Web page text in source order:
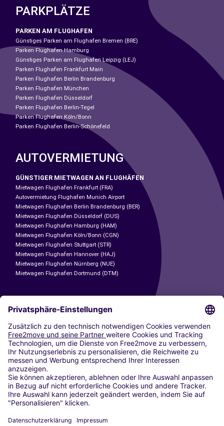
PARKPLÄTZE
PARKEN AM FLUGHAFEN
Günstiges Parken am Flughafen Bremen (BRE)
Parken Flughafen Hamburg
Günstiges Parken am Flughafen Leipzig (LEJ)
Parken Flughafen Frankfurt Main
Parken Flughafen Berlin Brandenburg
Parken Flughafen München
Parken Flughafen Düsseldorf
Parken Flughafen Berlin-Tegel
Parken Flughafen Köln/Bonn
Parken Flughafen Berlin-Schönefeld
AUTOVERMIETUNG
GÜNSTIGER MIETWAGEN AN FLUGHÄFEN
Mietwagen Flughafen Frankfurt (FRA)
Autovermietung Flughafen Munich Airport
Mietwagen Flughafen Berlin Brandenburg (BER)
Mietwagen Flughafen Düsseldorf (DUS)
Mietwagen Flughafen Hamburg (HAM)
Mietwagen Flughafen Köln/Bonn (CGN)
Mietwagen Flughafen Stuttgart (STR)
Mietwagen Flughafen Hannover (HAJ)
Mietwagen Flughafen Nürnberg (NUE)
Mietwagen Flughafen Dortmund (DTM)
CARSHARING
UNSERE STÄDTE
Paris
Madrid
Washington DC
Mailand
Rom
Turin
Wien
Berlin
Düsseldorf